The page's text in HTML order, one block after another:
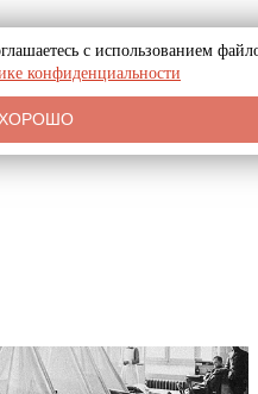
с использованием
конфиденциальности
ХОРОШО